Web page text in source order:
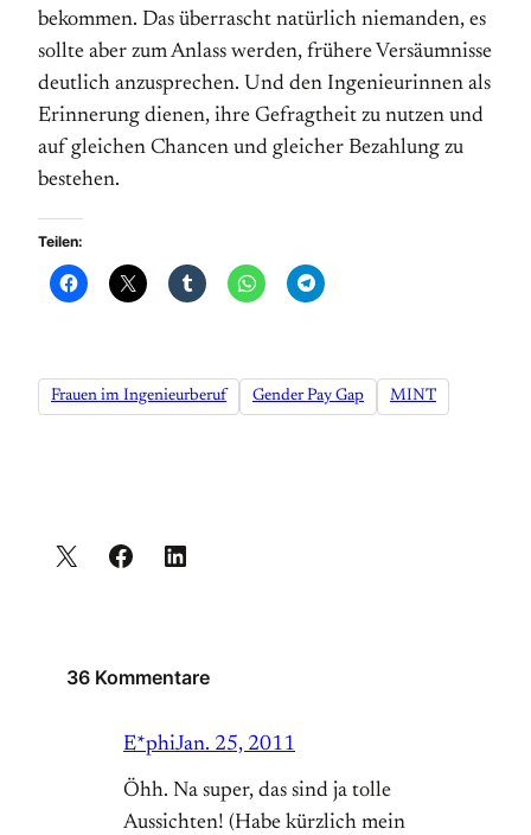
bekommen. Das überrascht natürlich niemanden, es
sollte aber zum Anlass werden, frühere Versäumnisse
deutlich anzusprechen. Und den Ingenieurinnen als
Erinnerung dienen, ihre Gefragtheit zu nutzen und
auf gleichen Chancen und gleicher Bezahlung zu
bestehen.
Teilen:
Frauen im Ingenieurberuf Gender Pay Gap MINT
36 Kommentare
E*phiJan. 25, 2011
Öhh. Na super, das sind ja tolle
Aussichten! (Habe kürzlich mein